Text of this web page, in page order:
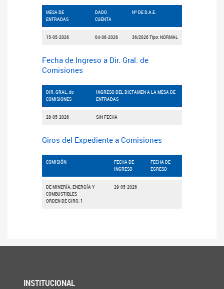
MESA DE
ENTRADAS
DADO
CUENTA
Nº DE D.A.E.
15-05-2026 04-06-2026 36/2026 Tipo: NORMAL
Fecha de Ingreso a Dir. Gral. de
Comisiones
DIR. GRAL. de
COMISIONES
INGRESO DEL DICTAMEN A LA MESA DE
ENTRADAS
28-05-2026 SIN FECHA
Giros del Expediente a Comisiones
COMISIÓN
FECHA DE
INGRESO
FECHA DE
EGRESO
DE MINERÍA, ENERGÍA Y
COMBUSTIBLES
ORDEN DE GIRO: 1
29-05-2026
INSTITUCIONAL